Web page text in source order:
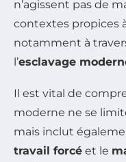
n’agissent pas de
contextes propices à
notamment à
l’esclavage
Il est vital de
moderne ne se
mais inclut
travail forcé et le